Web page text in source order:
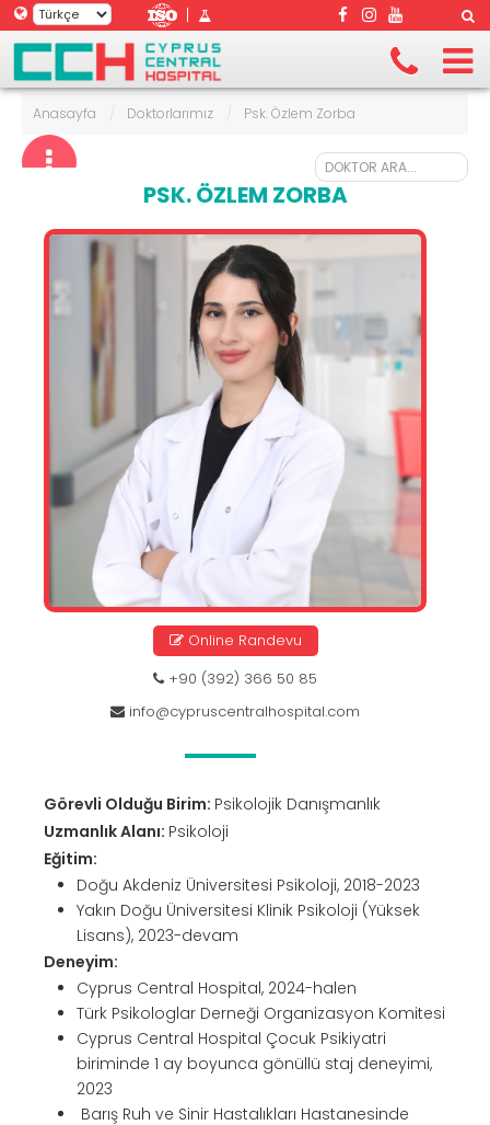
Anasayfa / Doktorlarımız / Psk. Özlem Zorba
PSK. ÖZLEM ZORBA
Online Randevu
+90 (392) 366 50 85
info@cypruscentralhospital.com
Görevli Olduğu Birim: Psikolojik Danışmanlık
Uzmanlık Alanı: Psikoloji
Eğitim:
Doğu Akdeniz Üniversitesi Psikoloji, 2018-2023
Yakın Doğu Üniversitesi Klinik Psikoloji (Yüksek
Lisans), 2023-devam
Deneyim:
Cyprus Central Hospital, 2024-halen
Türk Psikologlar Derneği Organizasyon Komitesi
Cyprus Central Hospital Çocuk Psikiyatri
biriminde 1 ay boyunca gönüllü staj deneyimi,
2023
Barış Ruh ve Sinir Hastalıkları Hastanesinde